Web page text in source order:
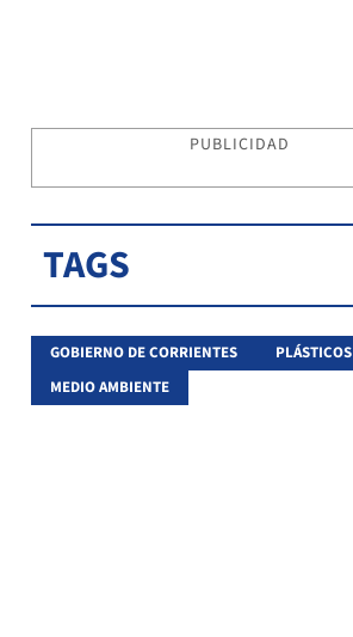
PUBLICIDAD
TAGS
GOBIERNO DE CORRIENTES
PLÁSTICOS
MEDIO AMBIENTE